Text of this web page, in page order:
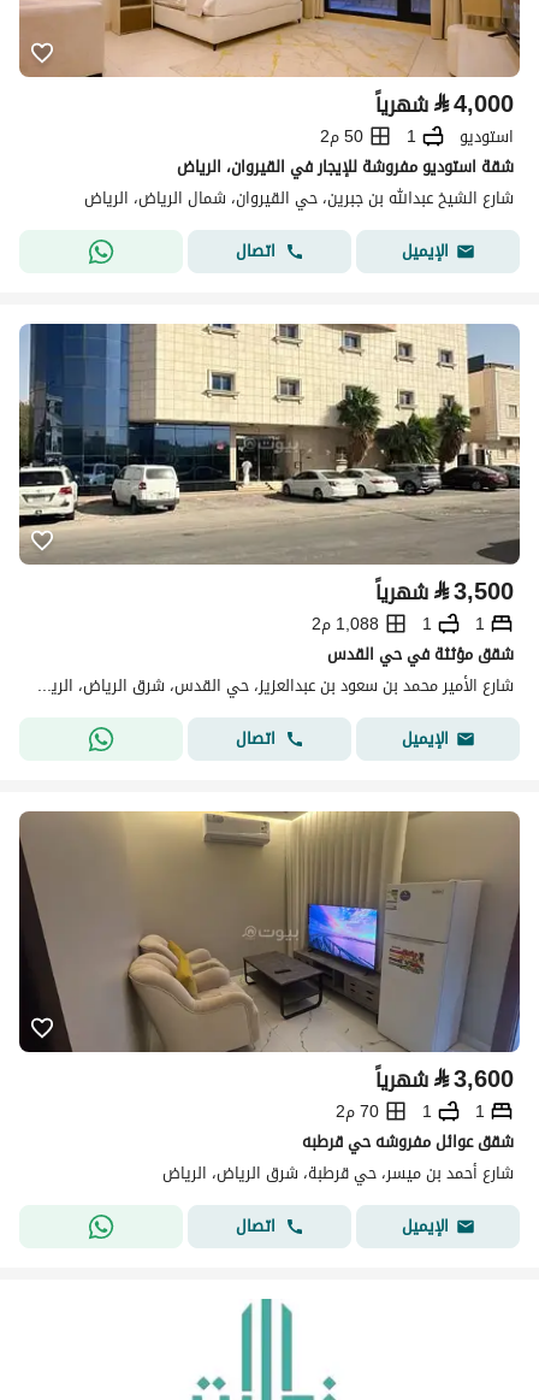
⃁4,000 شهرياً
استوديو 1
50 م2
شقة استوديو مفروشة للإيجار في القيروان، الرياض
شارع الشيخ عبدالله بن جبرين، حي القيروان، شمال الرياض، الرياض
الإيميل
اتصال
⃁3,500 شهرياً
1
1
1,088 م2
شقق مؤثثة في حي القدس
شارع الأمير محمد بن سعود بن عبدالعزيز، حي القدس، شرق الرياض، الرياض
الإيميل
اتصال
⃁3,600 شهرياً
1
1
70 م2
شقق عوائل مفروشه حي قرطبه
شارع أحمد بن ميسر، حي قرطبة، شرق الرياض، الرياض
الإيميل
اتصال